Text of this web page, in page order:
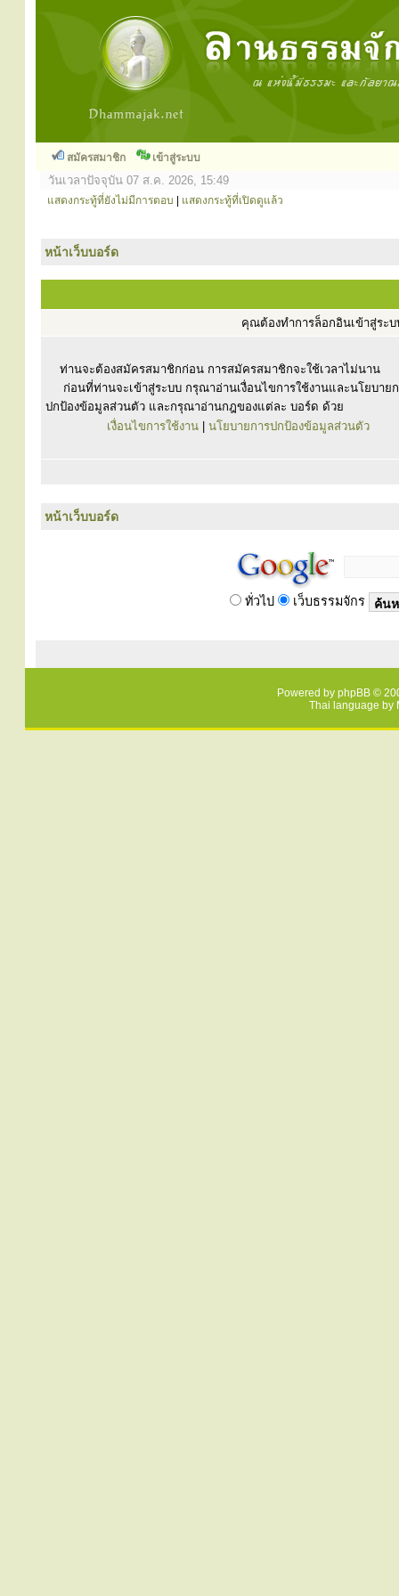
สมัครสมาชิก เข้าสู่ระบบ
วันเวลาปัจจุบัน 07 ส.ค. 2026, 15:49
แสดงกระทู้ที่ยังไม่มีการตอบ แสดงกระทู้ที่เปิดดูแล้ว
หน้าเว็บบอร์ด
คุณต้องทำการล็อกอินเข้าสู่ระ
ท่านจะต้องสมัครสมาชิกก่อน การสมัครสมาชิกจะใช้เวลาไม่นาน
ก่อนที่ท่านจะเข้าสู่ระบบ กรุณาอ่านเงื่อนไขการใช้งานและนโยบาย
ปกป้องข้อมูลส่วนตัว และกรุณาอ่านกฎของแต่ละ บอร์ด ด้วย
เงื่อนไขการใช้งาน
นโยบายการปกป้องข้อมูลส่วนตัว
หน้าเว็บบอร์ด
ทั่วไป เว็บธรรมจักร
Powered by phpBB ©
Thai language by